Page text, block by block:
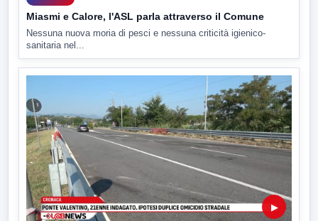
Miasmi e Calore, l'ASL parla attraverso il Comune
Nessuna nuova moria di pesci e nessuna criticità igienico-
sanitaria nel...
▶